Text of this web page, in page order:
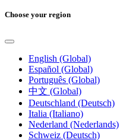
Choose your region
English (Global)
Español (Global)
Português (Global)
中文 (Global)
Deutschland (Deutsch)
Italia (Italiano)
Nederland (Nederlands)
Schweiz (Deutsch)